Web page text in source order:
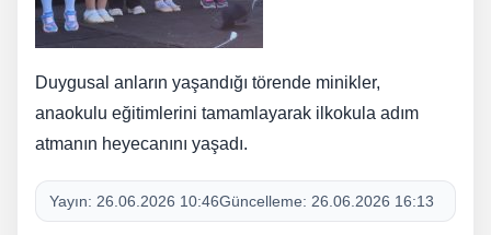
Duygusal anların yaşandığı törende minikler,
anaokulu eğitimlerini tamamlayarak ilkokula adım
atmanın heyecanını yaşadı.
Yayın: 26.06.2026 10:46Güncelleme: 26.06.2026 16:13